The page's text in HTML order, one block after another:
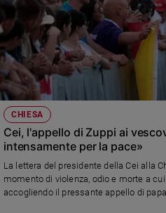
CHIESA
Cei, l'appello di Zuppi ai
intensamente per la pace»
La lettera del presidente della Cei alla
momento di violenza, odio e morte a
accogliendo il pressante appello di